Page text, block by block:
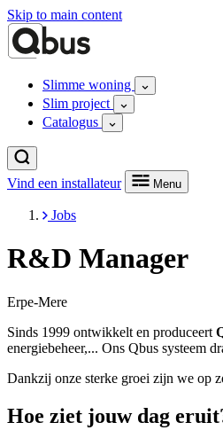
Skip to main content
Slimme woning
Slim project
Catalogus
Vind een installateur Menu
Jobs
R&D Manager
Erpe-Mere
Sinds 1999 ontwikkelt en produceert
energiebeheer,... Ons Qbus systeem
Dankzij onze sterke groei zijn we op
Hoe ziet jouw dag